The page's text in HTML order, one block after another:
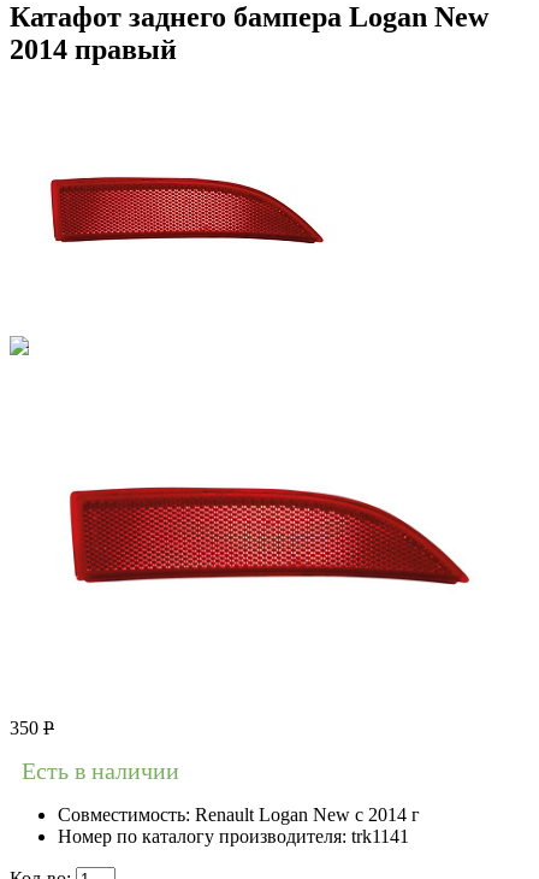
Катафот заднего бампера Logan New
2014 правый
350 Р
Есть в наличии
Совместимость: Renault Logan New с 2014 г
Номер по каталогу производителя: trk1141